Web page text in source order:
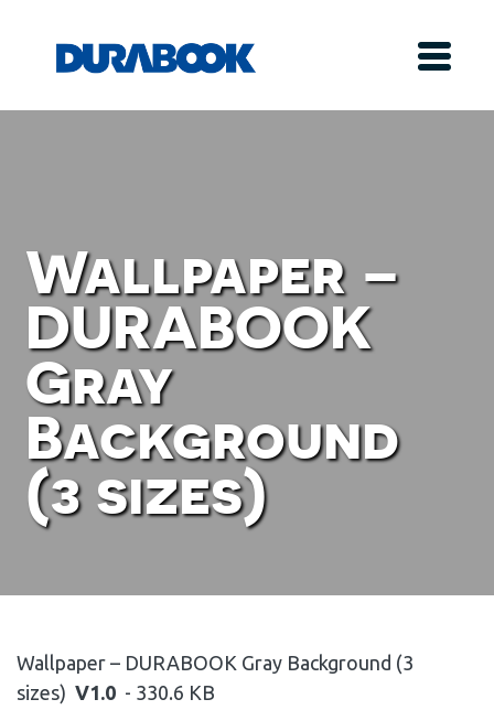
Wallpaper –
DURABOOK
Gray
Background
(3 sizes)
Wallpaper – DURABOOK Gray Background (3
sizes) V1.0 - 330.6 KB